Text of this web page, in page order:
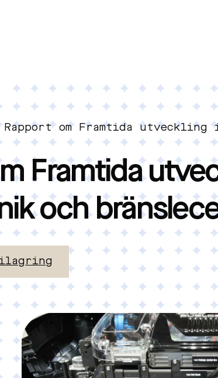
Rapport om Framtida
Framtida
och